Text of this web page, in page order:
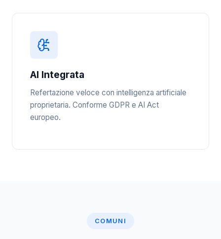
AI Integrata
Refertazione veloce con intelligenza artificiale
proprietaria. Conforme GDPR e AI Act
europeo.
COMUNI